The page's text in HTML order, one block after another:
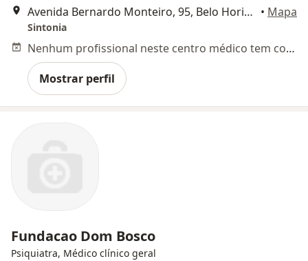
Avenida Bernardo Monteiro, 95, Belo Horizonte • Mapa
Sintonia
Nenhum profissional neste centro médico tem consultas disponíveis
Mostrar perfil
Fundacao Dom Bosco
Psiquiatra, Médico clínico geral